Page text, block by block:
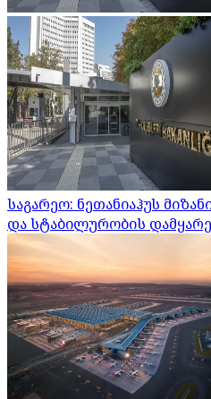
საგარეო: ნეთანიაჰუს
და სტაბილურობის